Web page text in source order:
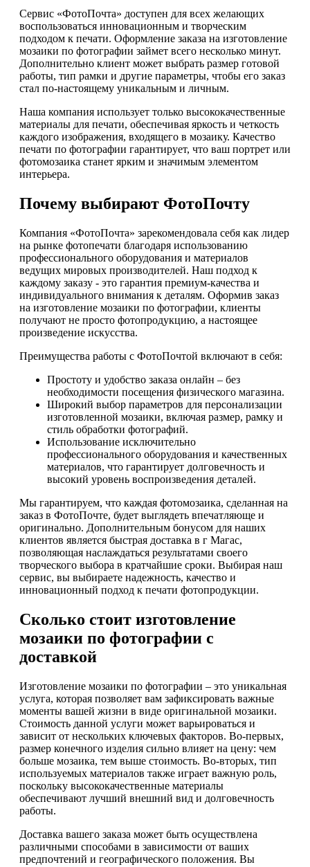
Сервис «ФотоПочта» доступен для всех желающих
воспользоваться инновационным и творческим
подходом к печати. Оформление заказа на изготовление
мозаики по фотографии займет всего несколько минут.
Дополнительно клиент может выбрать размер готовой
работы, тип рамки и другие параметры, чтобы его заказ
стал по-настоящему уникальным и личным.
Наша компания использует только высококачественные
материалы для печати, обеспечивая яркость и четкость
каждого изображения, входящего в мозаику. Качество
печати по фотографии гарантирует, что ваш портрет или
фотомозаика станет ярким и значимым элементом
интерьера.
Почему выбирают ФотоПочту
Компания «ФотоПочта» зарекомендовала себя как лидер
на рынке фотопечати благодаря использованию
профессионального оборудования и материалов
ведущих мировых производителей. Наш подход к
каждому заказу - это гарантия премиум-качества и
индивидуального внимания к деталям. Оформив заказ
на изготовление мозаики по фотографии, клиенты
получают не просто фотопродукцию, а настоящее
произведение искусства.
Преимущества работы с ФотоПочтой включают в себя:
Простоту и удобство заказа онлайн – без
необходимости посещения физического магазина.
Широкий выбор параметров для персонализации
изготовленной мозаики, включая размер, рамку и
стиль обработки фотографий.
Использование исключительно
профессионального оборудования и качественных
материалов, что гарантирует долговечность и
высокий уровень воспроизведения деталей.
Мы гарантируем, что каждая фотомозаика, сделанная на
заказ в ФотоПочте, будет выглядеть впечатляюще и
оригинально. Дополнительным бонусом для наших
клиентов является быстрая доставка в г Магас,
позволяющая наслаждаться результатами своего
творческого выбора в кратчайшие сроки. Выбирая наш
сервис, вы выбираете надежность, качество и
инновационный подход к печати фотопродукции.
Сколько стоит изготовление
мозаики по фотографии с
доставкой
Изготовление мозаики по фотографии – это уникальная
услуга, которая позволяет вам зафиксировать важные
моменты вашей жизни в виде оригинальной мозаики.
Стоимость данной услуги может варьироваться и
зависит от нескольких ключевых факторов. Во-первых,
размер конечного изделия сильно влияет на цену: чем
больше мозаика, тем выше стоимость. Во-вторых, тип
используемых материалов также играет важную роль,
поскольку высококачественные материалы
обеспечивают лучший внешний вид и долговечность
работы.
Доставка вашего заказа может быть осуществлена
различными способами в зависимости от ваших
предпочтений и географического положения. Вы